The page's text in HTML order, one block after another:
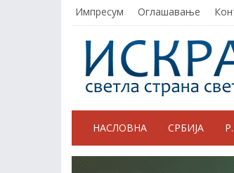
Импресум Оглашавање
НАСЛОВНА СРБИЈА